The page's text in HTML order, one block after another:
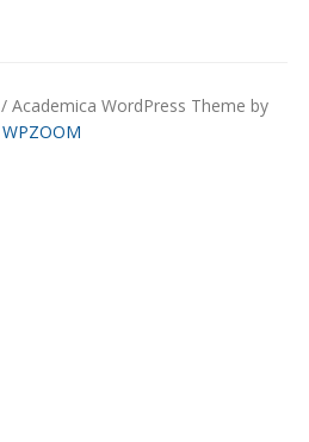
/ Academica WordPress Theme by
WPZOOM